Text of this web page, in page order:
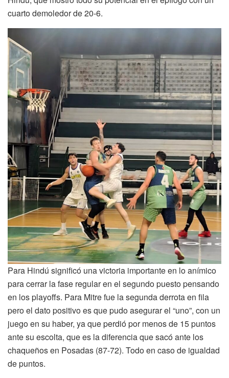
cuarto demoledor de 20-6.
Para Hindú significó una victoria importante en lo anímico
para cerrar la fase regular en el segundo puesto pensando
en los playoffs. Para Mitre fue la segunda derrota en fila
pero el dato positivo es que pudo asegurar el “uno”, con un
juego en su haber, ya que perdió por menos de 15 puntos
ante su escolta, que es la diferencia que sacó ante los
chaqueños en Posadas (87-72). Todo en caso de igualdad
de puntos.